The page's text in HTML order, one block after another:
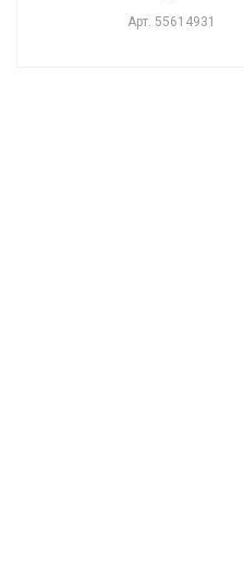
Арт. 55614931